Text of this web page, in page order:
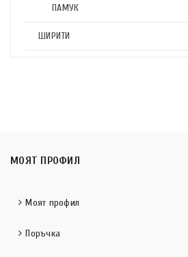
ПАМУК
ШИРИТИ
МОЯТ ПРОФИЛ
Моят профил
Поръчка